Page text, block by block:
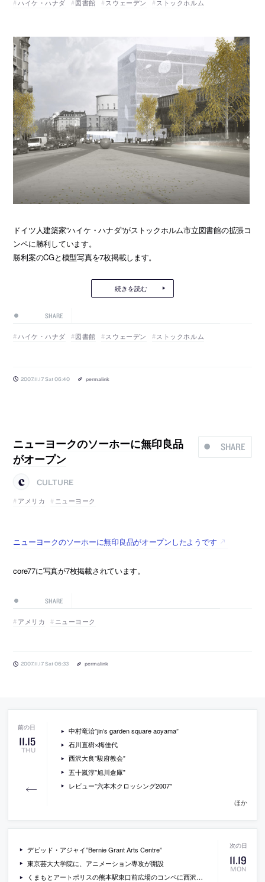
ハイケ・ハナダ 図書館 スウェーデン ストックホルム
ドイツ人建築家”ハイケ・ハナダ”がストックホルム市立図書館の拡張コ
ンペに勝利しています。
勝利案のCGと模型写真を7枚掲載します。
続きを読む
SHARE
ハイケ・ハナダ 図書館 スウェーデン ストックホルム
2007.11.17 Sat 06:40 permalink
SHARE
ニューヨークのソーホーに無印良品
がオープン
CULTURE
アメリカ
ニューヨーク
ニューヨークのソーホーに無印良品がオープンしたようです
core77に写真が7枚掲載されています。
SHARE
アメリカ ニューヨーク
2007.11.17 Sat 06:33 permalink
11.15
THU
中村竜治”jin’s garden square aoyama”
石川直樹×梅佳代
西沢大良”駿府教会”
五十嵐淳”旭川倉庫”
レビュー”六本木クロッシング2007″
ほか
11.19
MON
デビッド・アジャイ”Bernie Grant Arts Centre”
東京芸大大学院に、アニメーション専攻が開設
くまもとアートポリスの熊本駅東口前広場のコンペに西沢立衛が勝利